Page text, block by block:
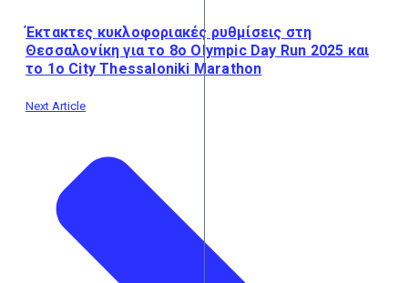
Έκτακτες κυκλοφοριακές ρυθμίσεις στη
Θεσσαλονίκη για το 8ο Olympic Day Run 2025 και
το 1ο City Thessaloniki Marathon
Next Article